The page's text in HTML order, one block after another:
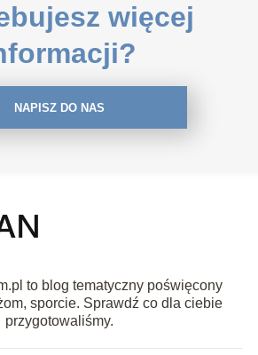
więcej
NAPISZ DO NAS
to blog tematyczny poświęcony
sporcie. Sprawdź co dla ciebie
przygotowaliśmy.